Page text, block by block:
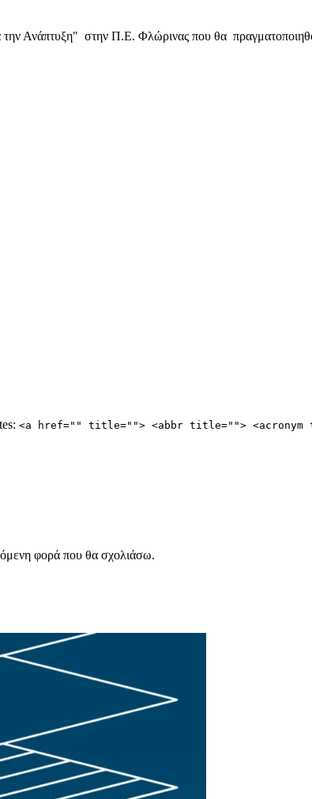
την Ανάπτυξη" στην Π.Ε. Φλώρινας που θα
<a href="" title=""> <abbr title=""> <acronym
φορά που θα σχολιάσω.